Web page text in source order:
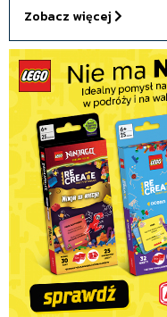
Zobacz więcej